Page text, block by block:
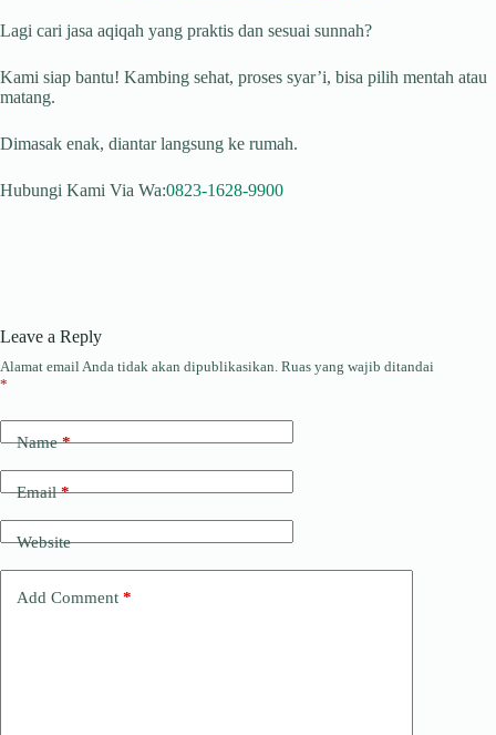
Lagi cari jasa aqiqah yang praktis dan sesuai sunnah?
Kami siap bantu! Kambing sehat, proses syar’i, bisa pilih mentah atau
matang.
Dimasak enak, diantar langsung ke rumah.
Hubungi Kami Via Wa:0823-1628-9900
Leave a Reply
Alamat email Anda tidak akan dipublikasikan. Ruas yang wajib ditandai
*
Name*
Email*
Website
Add Comment *